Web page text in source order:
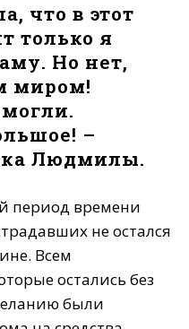
что в этот
только я
Но нет,
миром!
–
Людмилы.
период времени
не остался
Всем
остались без
были